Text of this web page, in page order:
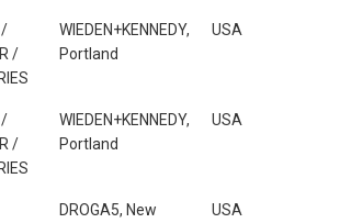
/
/
WIEDEN+KENNEDY,
Portland
USA
/
/
WIEDEN+KENNEDY,
Portland
USA
DROGA5, New
USA